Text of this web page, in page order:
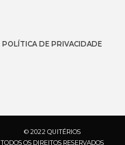
POLÍTICA DE PRIVACIDADE
© 2022 QUITÉRIOS
TODOS OS DIREITOS RESERVADOS